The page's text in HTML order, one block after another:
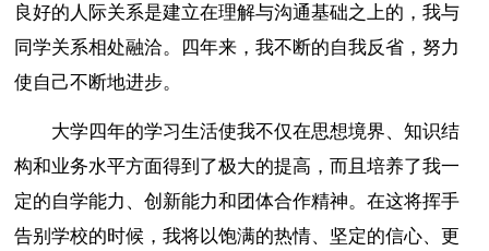
良好的人际关系是建立在理解与沟通基础之上的，我与
同学关系相处融洽。四年来，我不断的自我反省，努力
使自己不断地进步。
大学四年的学习生活使我不仅在思想境界、知识结
构和业务水平方面得到了极大的提高，而且培养了我一
定的自学能力、创新能力和团体合作精神。在这将挥手
告别学校的时候，我将以饱满的热情、坚定的信心、更